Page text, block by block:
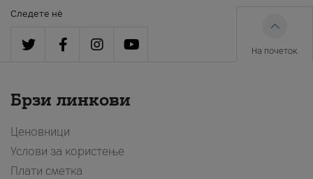
Следете нè
На почеток
Брзи линкови
Ценовници
Услови за користење
Плати сметка